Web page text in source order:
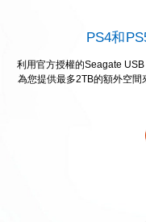
PS4和
利用官方授權的Seagate
為您提供最多2TB的額外空